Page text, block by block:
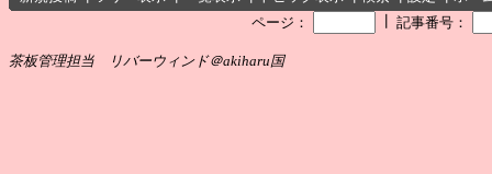
ページ：
記事番号：
茶板管理担当 リバーウィンド＠akiharu国